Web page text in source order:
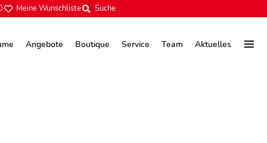
Meine Wunschliste Suche
Angebote Boutique Service Team Aktuelles